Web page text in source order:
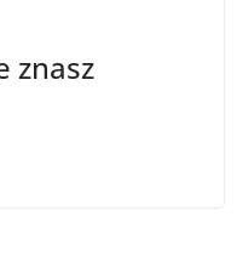
znasz